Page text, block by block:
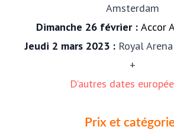
Amsterdam
Dimanche 26 février : Accor
Jeudi 2 mars 2023 : Royal
+
D’autres dates
Prix et